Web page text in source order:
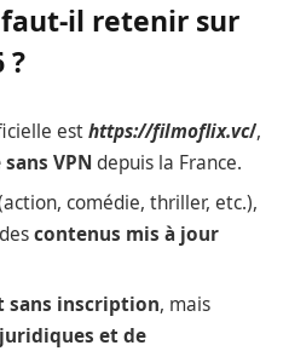
faut-il retenir sur
?
esthttps://filmoflix.vc/,
VPN depuis la France.
comédie, thriller, etc.),
contenus mis à jour
sans inscription, mais
et de